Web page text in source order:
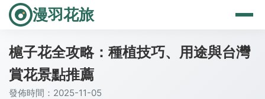
漫羽花旅
槴子花全攻略：種植技巧、用途與台灣
賞花景點推薦
發佈時間：2025-11-05